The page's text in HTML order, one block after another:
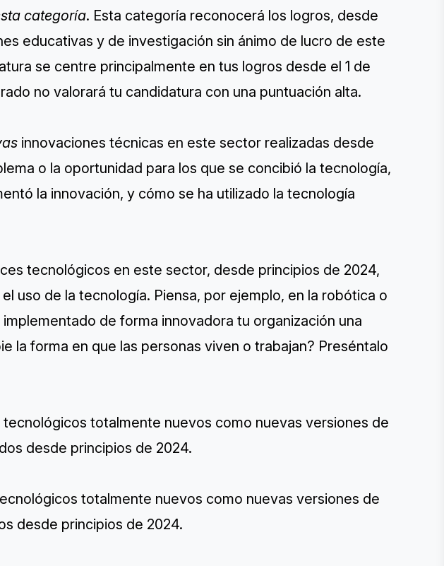
categoría. Esta categoría reconocerá los logros, desde
educativas y de investigación sin ánimo de lucro de este
se centre principalmente en tus logros desde el 1 de
no valorará tu candidatura con una puntuación alta.
innovaciones técnicas en este sector realizadas desde
o la oportunidad para los que se concibió la tecnología,
la innovación, y cómo se ha utilizado la tecnología
tecnológicos en este sector, desde principios de 2024,
uso de la tecnología. Piensa, por ejemplo, en la robótica o
de forma innovadora tu organización una
la forma en que las personas viven o trabajan? Preséntalo
totalmente nuevos como nuevas versiones de
desde principios de 2024.
totalmente nuevos como nuevas versiones de
desde principios de 2024.